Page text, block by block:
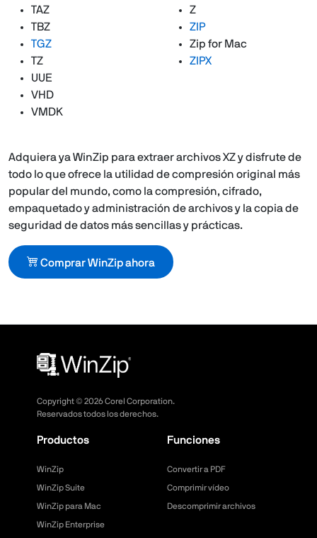
TAZ
TBZ
TGZ
TZ
UUE
VHD
VMDK
Z
ZIP
Zip for Mac
ZIPX
Adquiera ya WinZip para extraer archivos XZ y disfrute de
todo lo que ofrece la utilidad de compresión original más
popular del mundo, como la compresión, cifrado,
empaquetado y administración de archivos y la copia de
seguridad de datos más sencillas y prácticas.
Comprar WinZip ahora
Copyright © 2026Corel Corporation.
Reservados todos los derechos.
Productos
WinZip
WinZip Suite
WinZip para Mac
WinZip Enterprise
Funciones
Convertir a PDF
Comprimir vídeo
Descomprimir archivos